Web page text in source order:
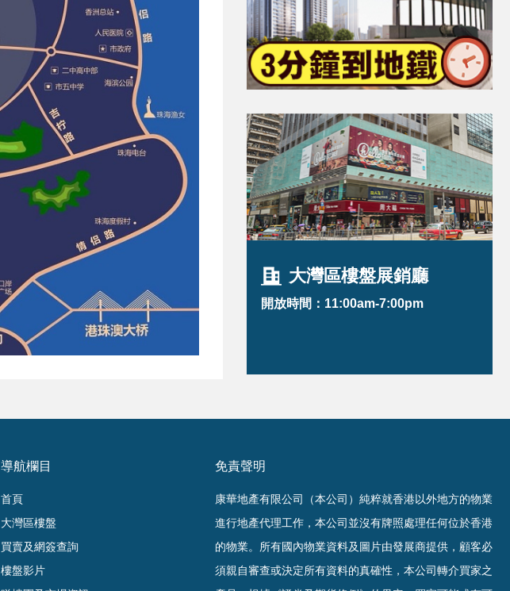
大灣區樓盤展銷廳
開放時間：11:00am-7:00pm
導航欄目
首頁
大灣區樓盤
買賣及網簽查詢
樓盤影片
免責聲明
康華地產有限公司（本公司）純粹就香港以外地方的物業
進行地產代理工作，本公司並沒有牌照處理任何位於香港
的物業。 所有國內物業資料及圖片由發展商提供，顧客必
須親自審查或決定所有資料的真確性 ， 本公司轉介買家之